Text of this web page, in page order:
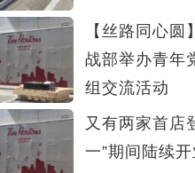
【丝路同心
战部举办青年
组交流活动
又有两家首店
一”期间陆续开
《天山之子张仲瀚》演员马新